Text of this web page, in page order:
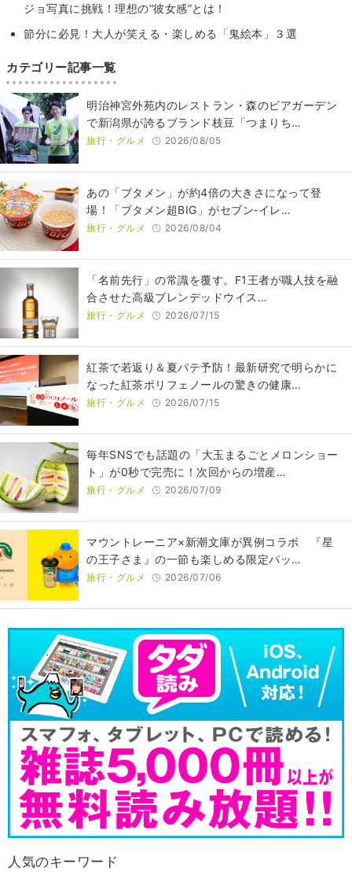
ジョ写真に挑戦！理想の“彼女感”とは！
節分に必見！大人が笑える・楽しめる「鬼絵本」３選
カテゴリー記事一覧
明治神宮外苑内のレストラン・森のビアガーデン
で新潟県が誇るブランド枝豆「つまりち…
旅行・グルメ 2026/08/05
あの「ブタメン」が約4倍の大きさになって登
場！「ブタメン超BIG」がセブン‐イレ…
旅行・グルメ 2026/08/04
​​「名前先行」の常識を覆す。F1王者が職人技を融
合させた高級ブレンデッドウイス…
旅行・グルメ 2026/07/15
紅茶で若返り＆夏バテ予防！最新研究で明らかに
なった紅茶ポリフェノールの驚きの健康…
旅行・グルメ 2026/07/15
毎年SNSでも話題の「大玉まるごとメロンショー
ト」が0秒で完売に！次回からの増産…
旅行・グルメ 2026/07/09
マウントレーニア×新潮文庫が異例コラボ 『星
の王子さま』の一節も楽しめる限定パッ…
旅行・グルメ 2026/07/06
人気のキーワード